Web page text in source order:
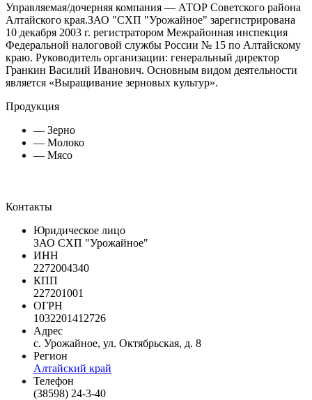
Управляемая/дочерняя компания — АТОР Советского района
Алтайского края.ЗАО "СХП "Урожайное" зарегистрирована
10 декабря 2003 г. регистратором Межрайонная инспекция
Федеральной налоговой службы России № 15 по Алтайскому
краю. Руководитель организации: генеральный директор
Гранкин Василий Иванович. Основным видом деятельности
является «Выращивание зерновых культур».
Продукция
— Зерно
— Молоко
— Мясо
Контакты
Юридическое лицо
ЗАО СХП "Урожайное"
ИНН
2272004340
КПП
227201001
ОГРН
1032201412726
Адрес
с. Урожайное, ул. Октябрьская, д. 8
Регион
Алтайский край
Телефон
(38598) 24-3-40